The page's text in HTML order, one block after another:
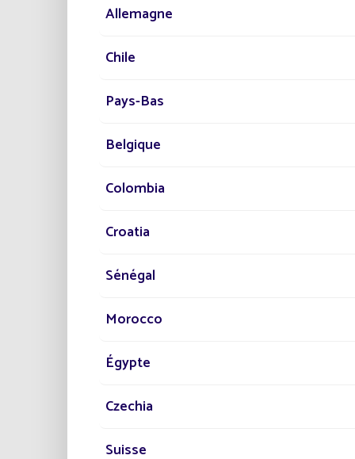
Carril bici
y la
Allemagne
Chile
Pays-Bas
Belgique
Colombia
Croatia
Sénégal
Morocco
Égypte
Czechia
Suisse